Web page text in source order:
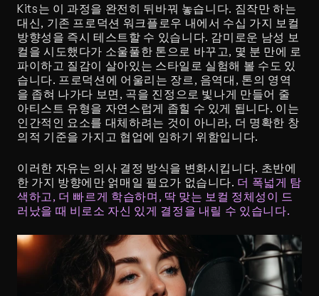
Kits는 이 과정을 완전히 뒤바꿔 놓습니다. 짐작만 하는
대신, 기존 프로덕션 워크플로우 내에서 수십 가지 보컬
방향성을 즉시 테스트할 수 있습니다. 감미로운 남성 보
컬을 시도했다가 소울풀한 톤으로 바꾸고, 몇 분 만에 로
파이하고 질감이 살아있는 스타일로 실험해 볼 수도 있
습니다. 프로덕션에 어울리는 장르, 음역대, 톤의 영역
을 좁혀 나가다 보면, 곡을 진정으로 빛나게 만들어 줄
아티스트 유형을 자연스럽게 좁힐 수 있게 됩니다. 이는
인간적인 요소를 대체하려는 것이 아니라, 더 명확한 창
의적 기준을 가지고 협업에 임하기 위함입니다.
이러한 자유는 의사 결정 방식을 변화시킵니다. 초반에
한 가지 방향에만 얽매일 필요가 없습니다. 더 폭넓게 탐
색하고, 더 빠르게 학습하며, 딱 맞는 보컬 정체성이 드
러났을 때 비로소 자신 있게 결정을 내릴 수 있습니다.